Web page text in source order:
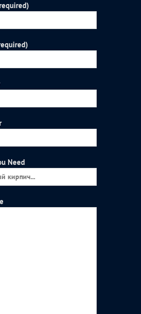
Need